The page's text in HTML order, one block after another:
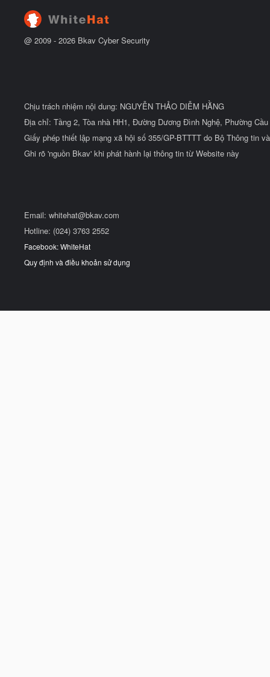
@ 2009 - 2026 Bkav Cyber Security
Chịu trách nhiệm nội dung: NGUYỄN THẢO DIỄM HẰNG
Địa chỉ: Tầng 2, Tòa nhà HH1, Đường Dương Đình Nghệ, Phường
Giấy phép thiết lập mạng xã hội số 355/GP-BTTTT do Bộ Thông tin
Ghi rõ 'nguồn Bkav' khi phát hành lại thông tin từ Website này
Email: whitehat@bkav.com
Hotline: (024) 3763 2552
Facebook: WhiteHat
Quy định và điều khoản sử dụng